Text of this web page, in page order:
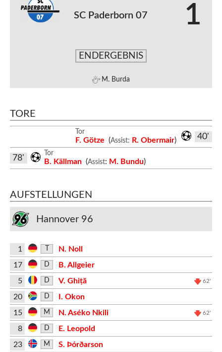
SC Paderborn 07 1
ENDERGEBNIS
M. Burda
TORE
40'
Tor
F. Götze (Assist: R. Obermair)
Tor
B. Källman (Assist: M. Bundu)
78'
AUFSTELLUNGEN
Hannover 96
1
N. Noll
17
D
B. Allgeier
5
D V. Ghiță 62'
20 D
I. Okon
15
M N. Aséko Nkili 62'
8 D
E. Leopold
23
M
S. Þórðarson